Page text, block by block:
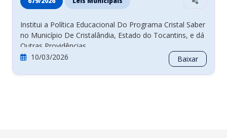
Institui a Política Educacional Do Programa Cristal Saber
no Município De Cristalândia, Estado do Tocantins, e dá
Outras Providências.
10/03/2026